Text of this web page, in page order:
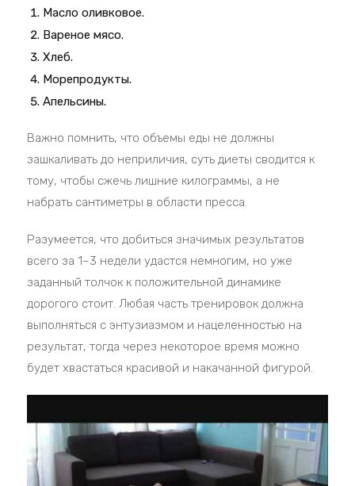
Масло оливковое.
Вареное мясо.
Хлеб.
Морепродукты.
Апельсины.
Важно помнить, что объемы еды не должны
зашкаливать до неприличия, суть диеты сводится к
тому, чтобы сжечь лишние килограммы, а не
набрать сантиметры в области пресса.
Разумеется, что добиться значимых результатов
всего за 1–3 недели удастся немногим, но уже
заданный толчок к положительной динамике
дорогого стоит. Любая часть тренировок должна
выполняться с энтузиазмом и нацеленностью на
результат, тогда через некоторое время можно
будет хвастаться красивой и накачанной фигурой.